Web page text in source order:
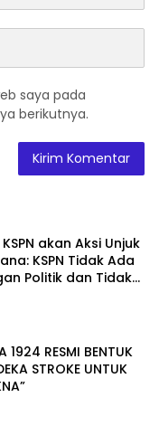
saya pada
berikutnya.
akan Aksi Unjuk
KSPN Tidak Ada
Politik dan Tidak
1924 RESMI BENTUK
STROKE UNTUK